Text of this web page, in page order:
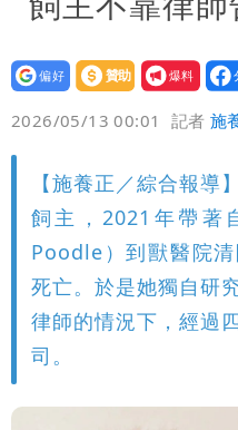
因
純棉衣物吸汗
因！2材質夏天
設為
贊助
我要
爆料
2026/05/13 00:01 記者施
【施養正／綜合報導
飼主，2021年帶著
Poodle）到獸醫院
死亡。於是她獨自研
律師的情況下，經過
司。